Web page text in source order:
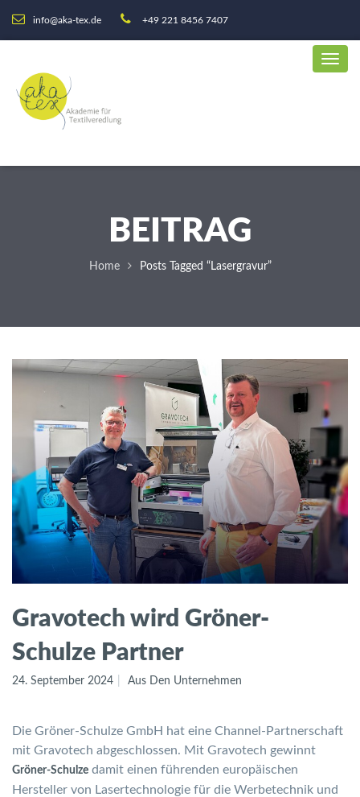
info@aka-tex.de +49 221 8456 7407
BEITRAG
Home Posts Tagged “Lasergravur”
Gravotech wird Gröner-
Schulze Partner
24. September 2024 Aus Den Unternehmen
Die Gröner-Schulze GmbH hat eine Channel-Partnerschaft
mit Gravotech abgeschlossen. Mit Gravotech gewinnt
Gröner-Schulze damit einen führenden europäischen
Hersteller von Lasertechnologie für die Werbetechnik und